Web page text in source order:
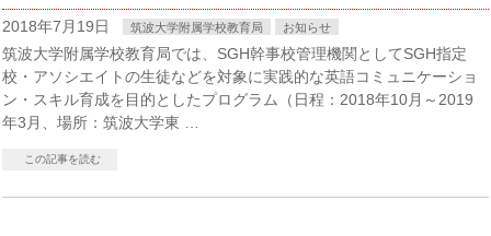
2018年7月19日 筑波大学附属学校教育局 お知らせ
筑波大学附属学校教育局では、SGH幹事校管理機関としてSGH指定
校・アソシエイトの生徒などを対象に実践的な英語コミュニケーショ
ン・スキル育成を目的としたプログラム（日程：2018年10月～2019
年3月、場所：筑波大学東 …
この記事を読む